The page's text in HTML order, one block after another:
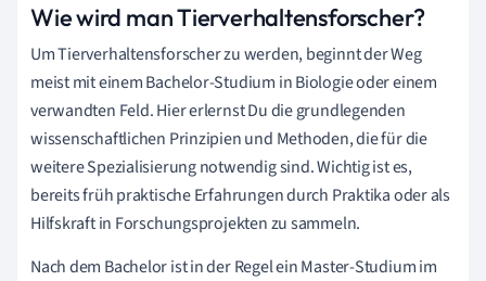
Wie wird man Tierverhaltensforscher?
Um Tierverhaltensforscher zu werden, beginnt der Weg
meist mit einem Bachelor-Studium in Biologie oder einem
verwandten Feld. Hier erlernst Du die grundlegenden
wissenschaftlichen Prinzipien und Methoden, die für die
weitere Spezialisierung notwendig sind. Wichtig ist es,
bereits früh praktische Erfahrungen durch Praktika oder als
Hilfskraft in Forschungsprojekten zu sammeln.
Nach dem Bachelor ist in der Regel ein Master-Studium im